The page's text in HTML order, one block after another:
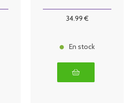
34.99€
En stock